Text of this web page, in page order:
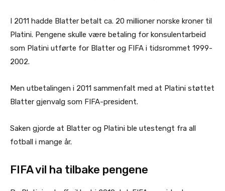
I 2011 hadde Blatter betalt ca. 20 millioner norske kroner til
Platini. Pengene skulle være betaling for konsulentarbeid
som Platini utførte for Blatter og FIFA i tidsrommet 1999-
2002.
Men utbetalingen i 2011 sammenfalt med at Platini støttet
Blatter gjenvalg som FIFA-president.
Saken gjorde at Blatter og Platini ble utestengt fra all
fotball i mange år.
FIFA vil ha tilbake pengene